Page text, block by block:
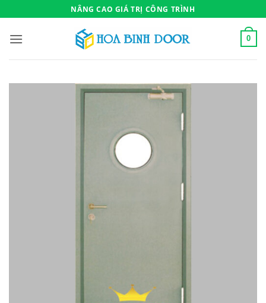
qua
nội
NÂNG CAO GIÁ TRỊ CÔNG TRÌNH
0